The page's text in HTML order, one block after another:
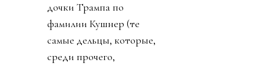
дочки Трампа по
фамилии Кушнер (те
самые дельцы, которые,
среди прочего,